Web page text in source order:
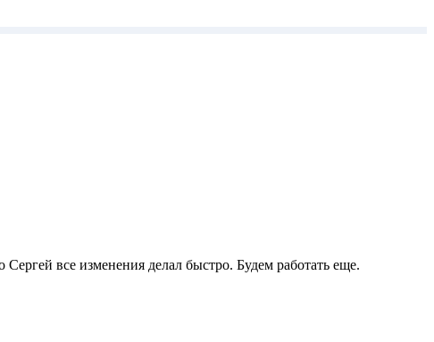
все изменения делал быстро. Будем работать еще.